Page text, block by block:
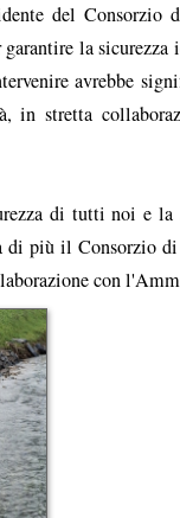
del Consorzio
garantire la
avrebbe
in stretta
di tutti noi e
più il Consorzio
con